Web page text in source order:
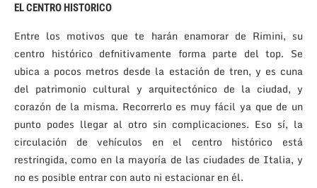
EL CENTRO HISTORICO
Entre los motivos que te harán enamorar de Rimini, su
centro histórico defnitivamente forma parte del top. Se
ubica a pocos metros desde la estación de tren, y es cuna
del patrimonio cultural y arquitectónico de la ciudad, y
corazón de la misma. Recorrerlo es muy fácil ya que de un
punto podes llegar al otro sin complicaciones. Eso sí, la
circulación de vehículos en el centro histórico está
restringida, como en la mayoría de las ciudades de Italia, y
no es posible entrar con auto ni estacionar en él.